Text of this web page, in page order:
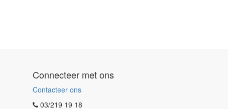
Connecteer met ons
Contacteer ons
03/219 19 18